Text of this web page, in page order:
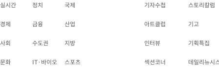
실시간 정치 국제
경제 금융 산업
사회 수도권 지방
문화 IT·바이오 스포츠
기자수첩 스토리칼럼
아트클럽 기고
인터뷰 기획특집
섹션코너 데일리뉴시